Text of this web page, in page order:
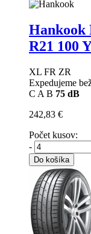
Hankook
R21 100
XL FR ZR
Expedujeme
C A B 75 dB
242,83 €
Počet kusov:
-
Do košíka